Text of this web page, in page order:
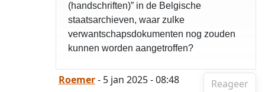
(handschriften)” in de Belgische
staatsarchieven, waar zulke
verwantschapsdokumenten nog zouden
kunnen worden aangetroffen?
Reageer
Roemer- 5 jan 2025 - 08:48